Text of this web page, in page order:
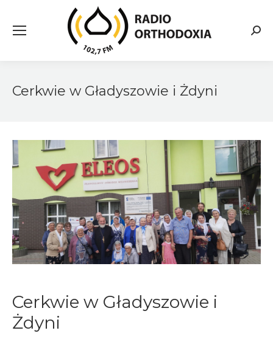
Cerkwie w Gładyszowie i Żdyni
Cerkwie w Gładyszowie i
Żdyni